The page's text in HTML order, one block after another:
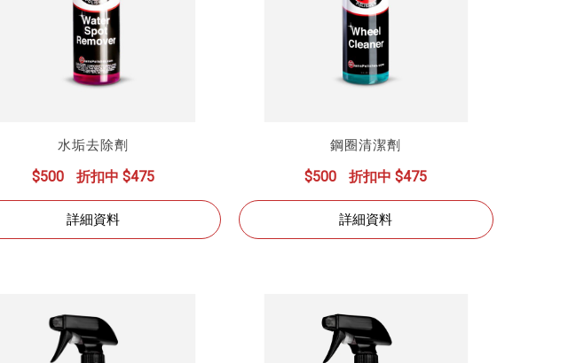
水垢去除劑
$500 折扣中 $475
詳細資料
鋼圈清潔劑
$500 折扣中 $475
詳細資料